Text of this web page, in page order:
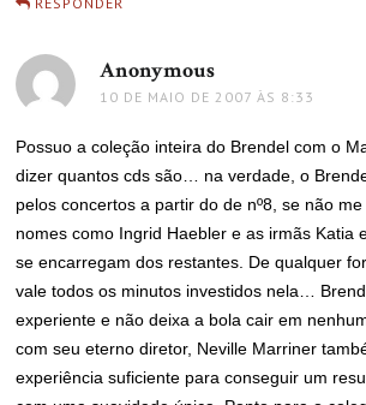
Anonymous
10 DE MAIO DE 2007 ÀS 8:33
Possuo a coleção inteira do Brendel com o
dizer quantos cds são… na verdade, o
pelos concertos a partir do de nº8, se não
nomes como Ingrid Haebler e as irmãs Katia
se encarregam dos restantes. De qualquer
vale todos os minutos investidos nela…
experiente e não deixa a bola cair em
com seu eterno diretor, Neville Marriner
experiência suficiente para conseguir um